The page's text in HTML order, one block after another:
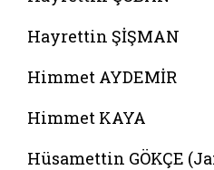
Hayrettin ŞİŞMAN
Himmet AYDEMİR
Himmet KAYA
Hüsamettin GÖKÇE